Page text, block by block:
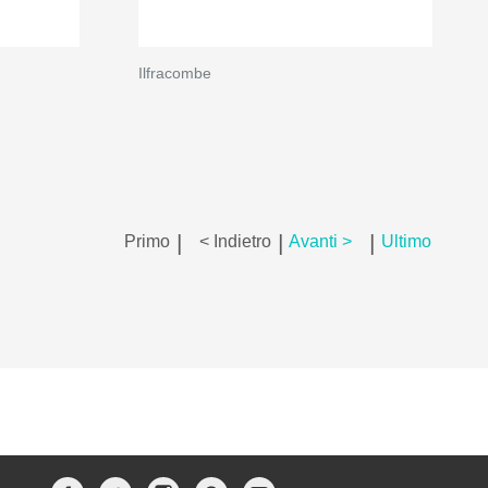
Ilfracombe
Primo | < Indietro | Avanti > | Ultimo